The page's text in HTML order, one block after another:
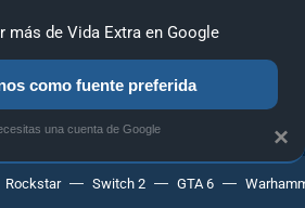
PC SONY NINTENDO
Rockstar Switch 2 GTA 6
×
más de Vida Extra en Google
como fuente preferida
una cuenta de Google